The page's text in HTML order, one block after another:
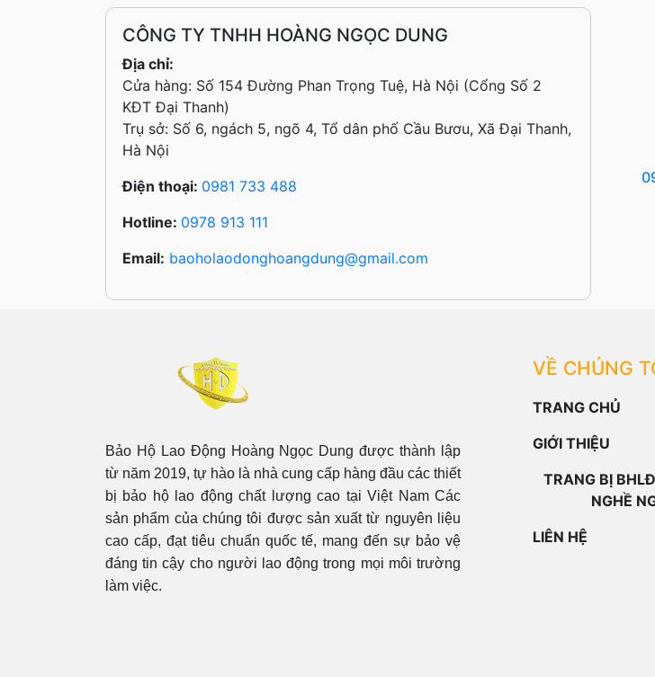
CÔNG TY TNHH HOÀNG NGỌC DUNG
Địa chỉ:
Cửa hàng: Số 154 Đường Phan Trọng Tuệ, Hà Nội (Cổng Số 2
KĐT Đại Thanh)
Trụ sở: Số 6, ngách 5, ngõ 4, Tổ dân phố Cầu Bươu, Xã Đại Thanh,
Hà Nội
Điện thoại: 0981 733 488
Hotline: 0978 913 111
Email: baoholaodonghoangdung@gmail.com
Bảo Hộ Lao Động Hoàng Ngọc Dung được thành lập
từ năm 2019, tự hào là nhà cung cấp hàng đầu các thiết
bị bảo hộ lao động chất lượng cao tại Việt Nam Các
sản phẩm của chúng tôi được sản xuất từ nguyên liệu
cao cấp, đạt tiêu chuẩn quốc tế, mang đến sự bảo vệ
đáng tin cậy cho người lao động trong mọi môi trường
làm việc.
VỀ CHÚNG
TRANG CHỦ
GIỚI THIỆU
TRANG BỊ
NGHỀ
LIÊN HỆ